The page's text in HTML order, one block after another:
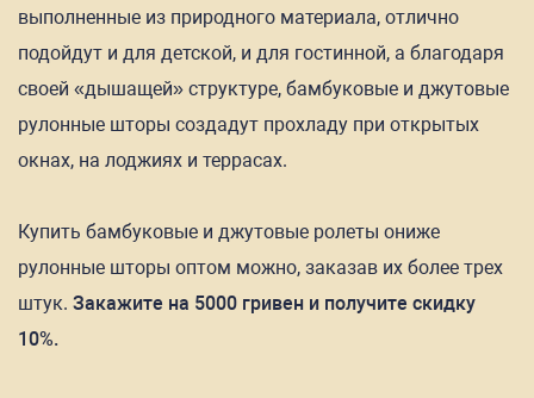
выполненные из природного материала, отлично
подойдут и для детской, и для гостинной, а благодаря
своей «дышащей» структуре, бамбуковые и джутовые
рулонные шторы создадут прохладу при открытых
окнах, на лоджиях и террасах.
Купить бамбуковые и джутовые ролеты ониже
рулонные шторы оптом можно, заказав их более трех
штук. Закажите на 5000 гривен и получите скидку
10%.